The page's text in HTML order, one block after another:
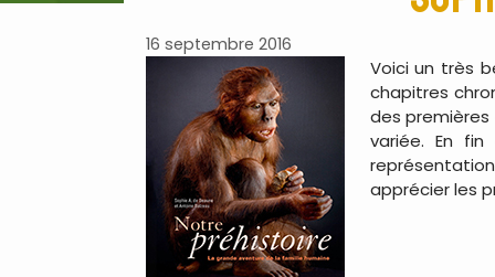
16 septembre 2016
Voici un très
chapitres
des premières
variée. En
apprécier les